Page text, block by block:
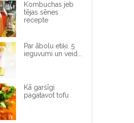
Kombuchas jeb
tējas sēnes
recepte
Par ābolu etiķi. 5
ieguvumi un veid...
Kā garšīgi
pagatavot tofu